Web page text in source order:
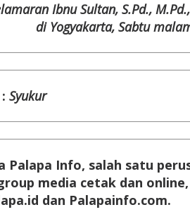
Ibnu Sultan, S.Pd.,
di Yogyakarta, Sabtu
Syukur
Palapa Info, salah satu
media cetak dan
dan Palapainfo.com.